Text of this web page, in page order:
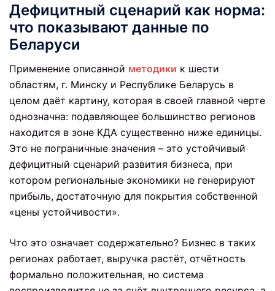
Дефицитный сценарий как норма:
что показывают данные по
Беларуси
Применение описанной методики к шести
областям, г. Минску и Республике Беларусь в
целом даёт картину, которая в своей главной черте
однозначна: подавляющее большинство регионов
находится в зоне КДА существенно ниже единицы.
Это не пограничные значения – это устойчивый
дефицитный сценарий развития бизнеса, при
котором региональные экономики не генерируют
прибыль, достаточную для покрытия собственной
«цены устойчивости».
Что это означает содержательно? Бизнес в таких
регионах работает, выручка растёт, отчётность
формально положительная, но система